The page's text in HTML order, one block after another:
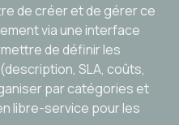
de créer et de gérer ce
via une interface
de définir les
SLA, coûts,
par catégories et
libre-service pour les